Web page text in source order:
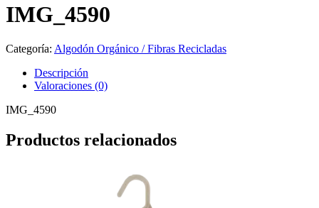
IMG_4590
Categoría: Algodón Orgánico / Fibras Recicladas
Descripción
Valoraciones (0)
IMG_4590
Productos relacionados